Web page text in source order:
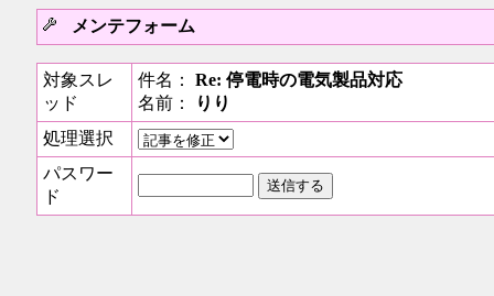
メンテフォーム
対象スレ
ッド
件名： Re: 停電時の電気製品対応
名前：
りり
処理選択
パスワー
ド